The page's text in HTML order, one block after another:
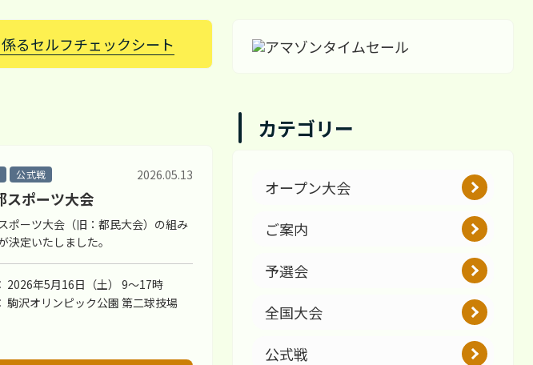
るセルフチェックシート
公式戦
スポーツ大会
2026.05.13
ポーツ大会（旧：都民大会）の組み
決定いたしました。
2026年5月16日（土） 9〜17時
駒沢オリンピック公園 第二球技場
カテゴリー
オープン大会
ご案内
予選会
全国大会
公式戦